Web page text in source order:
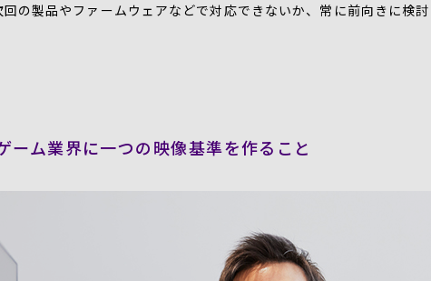
の製品やファームウェアなどで対応できないか、常に前向きに検
ーム業界に一つの映像基準を作ること